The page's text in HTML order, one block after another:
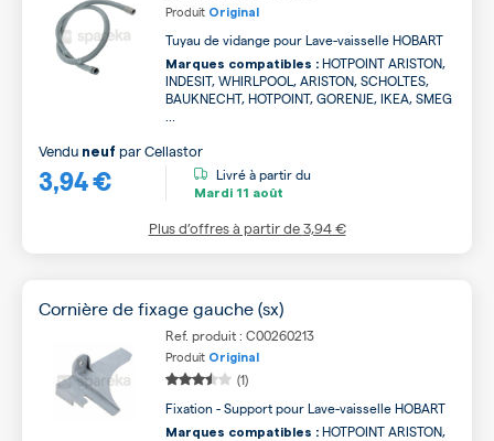
Produit Original
Tuyau de vidange pour Lave-vaisselle HOBART
Marques compatibles : HOTPOINT ARISTON,
INDESIT, WHIRLPOOL, ARISTON, SCHOLTES,
BAUKNECHT, HOTPOINT, GORENJE, IKEA, SMEG
3,94 €
Vendu neuf parCellastor
Livré à partir du
Mardi 11 août
Plus d’offres à partir de3,94 €
Cornière de fixage gauche (sx)
Ref. produit : C00260213
Produit Original
(1)
Fixation - Support pour Lave-vaisselle HOBART
Marques compatibles : HOTPOINT ARISTON,